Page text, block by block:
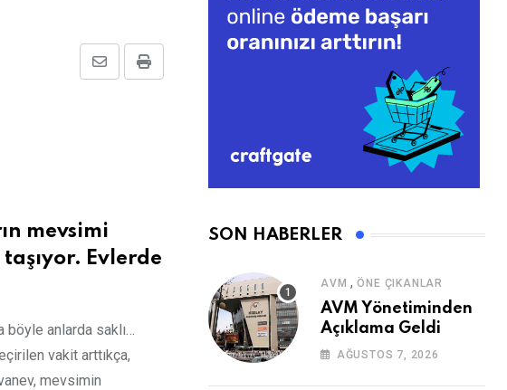
Print
Share
mevsimi
Evlerde
böyle anlarda saklı…
vakit arttıkça,
mevsimin
SON HABERLER
AVM ,ÖNE ÇIKANLAR
AVM Yönetiminden
Açıklama Geldi
AĞUSTOS 7, 2026